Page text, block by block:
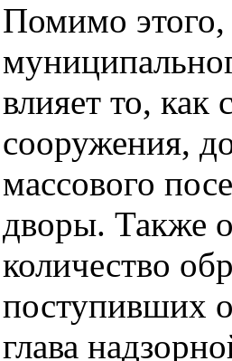
Помимо
влияет то, как
сооружения,
массового
дворы. Также
количество
поступивших
глава